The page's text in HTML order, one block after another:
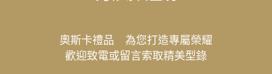
奧斯卡禮品 為您打造專屬榮耀
歡迎致電或留言索取精美型錄